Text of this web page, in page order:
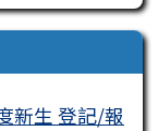
新生 登記/報